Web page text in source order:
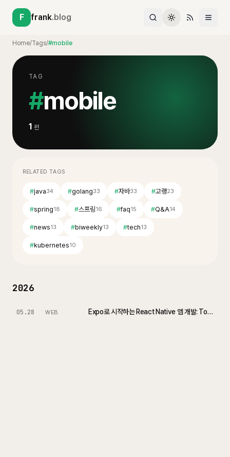
F frank.blog
Home/Tags/#mobile
TAG
#mobile
1 편
RELATED TAGS
#java34 #golang33 #자바33 #고랭23
#spring18 #스프링16 #faq15 #Q&A14
#news13 #biweekly13 #tech13
#kubernetes10
2026
05.28 WEB Expo로 시작하는 React Native 앱 개발: Todo 앱 만들기